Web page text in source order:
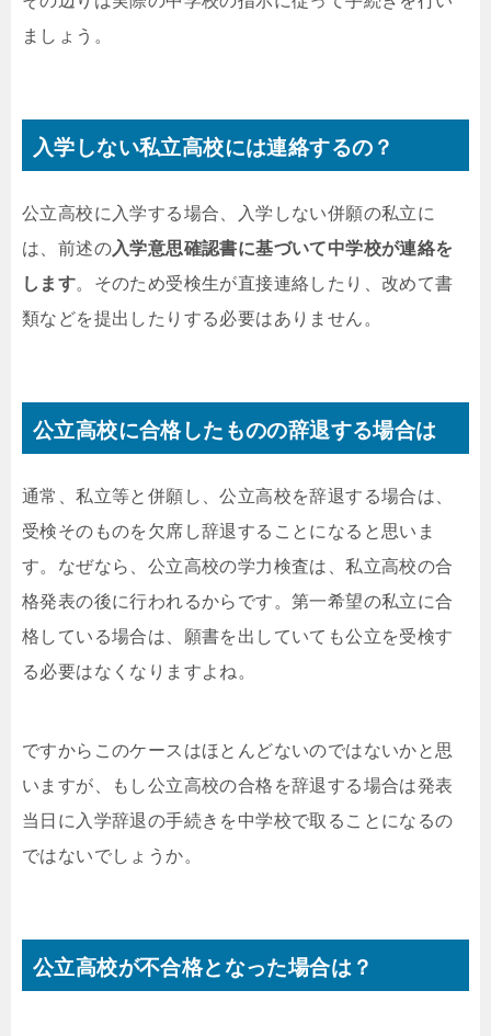
ましょう。
入学しない私立高校には連絡するの？
公立高校に入学する場合、入学しない併願の私立に
は、前述の入学意思確認書に基づいて中学校が連絡を
します。そのため受検生が直接連絡したり、改めて書
類などを提出したりする必要はありません。
公立高校に合格したものの辞退する場合は
通常、私立等と併願し、公立高校を辞退する場合は、
受検そのものを欠席し辞退することになると思いま
す。なぜなら、公立高校の学力検査は、私立高校の合
格発表の後に行われるからです。第一希望の私立に合
格している場合は、願書を出していても公立を受検す
る必要はなくなりますよね。
ですからこのケースはほとんどないのではないかと思
いますが、もし公立高校の合格を辞退する場合は発表
当日に入学辞退の手続きを中学校で取ることになるの
ではないでしょうか。
公立高校が不合格となった場合は？